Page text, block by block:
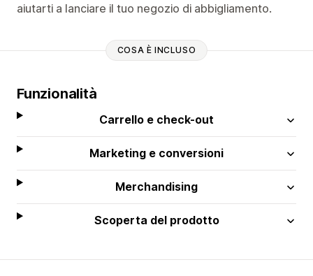
aiutarti a lanciare il tuo negozio di abbigliamento.
COSA È INCLUSO
Funzionalità
Carrello e check-out
Marketing e conversioni
Merchandising
Scoperta del prodotto